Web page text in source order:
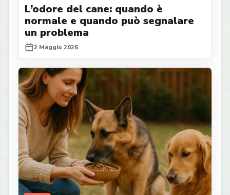
L’odore del cane: quando è
normale e quando può segnalare
un problema
2 Maggio 2025